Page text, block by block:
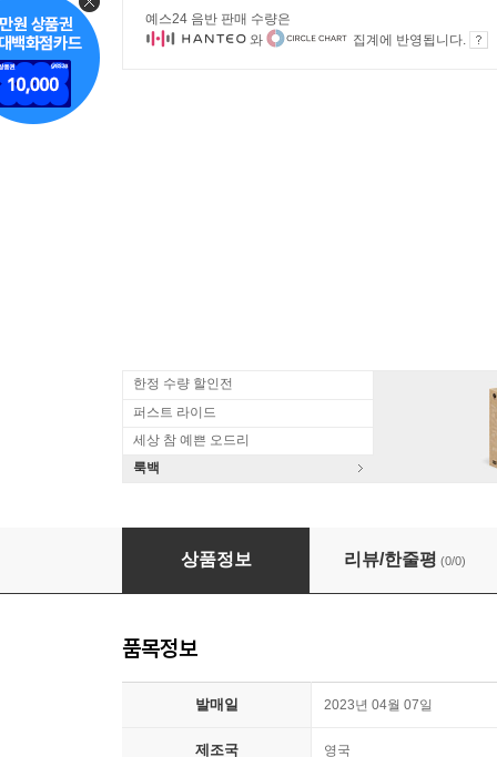
예스24 음반 판매 수량은
와
집계에 반영됩니다.
한정 수량 할인전
퍼스트 라이드
세상 참 예쁜 오드리
룩백
Yaeji (예지) - 1집 With A Hammer
상품정보 리뷰/한줄평 (0/0)
품목정보
발매일 2023년 04월 07일
제조국 영국